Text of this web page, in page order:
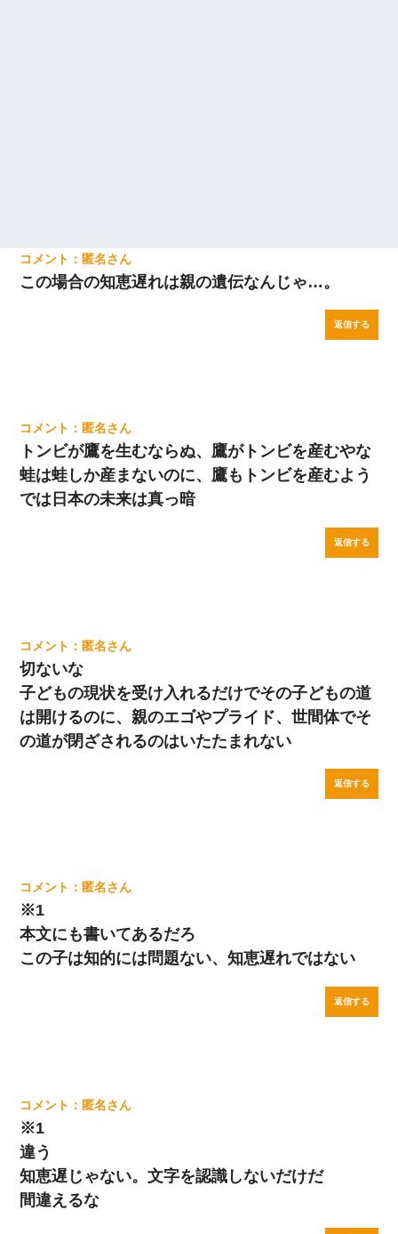
匿名
この場合の知恵遅れは親の遺伝なんじゃ…。
返信する
匿名
トンビが鷹を生むならぬ、鷹がトンビを産むやな
蛙は蛙しか産まないのに、鷹もトンビを産むよう
では日本の未来は真っ暗
返信する
匿名
切ないな
子どもの現状を受け入れるだけでその子どもの道
は開けるのに、親のエゴやプライド、世間体でそ
の道が閉ざされるのはいたたまれない
返信する
匿名
※1
本文にも書いてあるだろ
この子は知的には問題ない、知恵遅れではない
返信する
匿名
※1
違う
知恵遅じゃない。文字を認識しないだけだ
間違えるな